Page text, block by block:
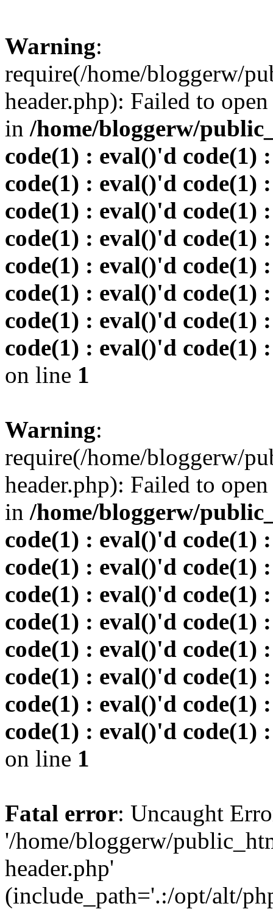
Warning:
require(/home/bloggerw/
header.php): Failed to
in /home/bloggerw/
code(1) : eval()'d code(1)
code(1) : eval()'d code(1)
code(1) : eval()'d code(1)
code(1) : eval()'d code(1)
code(1) : eval()'d code(1)
code(1) : eval()'d code(1)
code(1) : eval()'d code(1)
code(1) : eval()'d code(1)
on line 1
Warning:
require(/home/bloggerw/
header.php): Failed to
in /home/bloggerw/
code(1) : eval()'d code(1)
code(1) : eval()'d code(1)
code(1) : eval()'d code(1)
code(1) : eval()'d code(1)
code(1) : eval()'d code(1)
code(1) : eval()'d code(1)
code(1) : eval()'d code(1)
code(1) : eval()'d code(1)
on line 1
Fatal error: Uncaught
'/home/bloggerw/
header.php'
(include_path='.:/opt/alt/